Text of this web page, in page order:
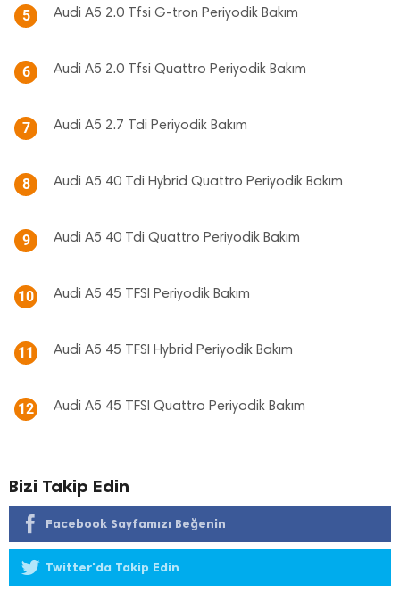
5 Audi A5 2.0 Tfsi G-tron Periyodik Bakım
6 Audi A5 2.0 Tfsi Quattro Periyodik Bakım
7 Audi A5 2.7 Tdi Periyodik Bakım
8 Audi A5 40 Tdi Hybrid Quattro Periyodik Bakım
9 Audi A5 40 Tdi Quattro Periyodik Bakım
10 Audi A5 45 TFSI Periyodik Bakım
11 Audi A5 45 TFSI Hybrid Periyodik Bakım
12 Audi A5 45 TFSI Quattro Periyodik Bakım
Bizi Takip Edin
Facebook Sayfamızı Beğenin
Twitter'da Takip Edin